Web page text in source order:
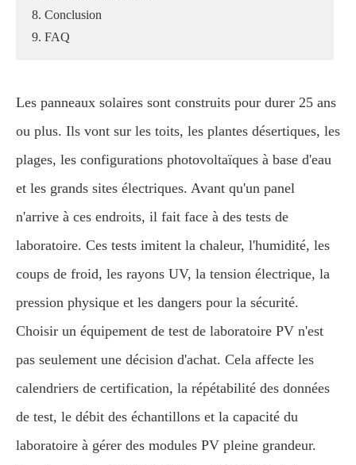
8. Conclusion
9. FAQ
Les panneaux solaires sont construits pour durer 25 ans
ou plus. Ils vont sur les toits, les plantes désertiques, les
plages, les configurations photovoltaïques à base d'eau
et les grands sites électriques. Avant qu'un panel
n'arrive à ces endroits, il fait face à des tests de
laboratoire. Ces tests imitent la chaleur, l'humidité, les
coups de froid, les rayons UV, la tension électrique, la
pression physique et les dangers pour la sécurité.
Choisir un équipement de test de laboratoire PV n'est
pas seulement une décision d'achat. Cela affecte les
calendriers de certification, la répétabilité des données
de test, le débit des échantillons et la capacité du
laboratoire à gérer des modules PV pleine grandeur.